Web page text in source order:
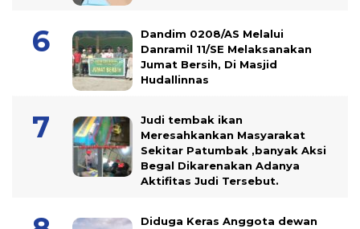
Dandim 0208/AS Melalui
Danramil 11/SE Melaksanakan
Jumat Bersih, Di Masjid
Hudallinnas
Judi tembak ikan
Meresahkankan Masyarakat
Sekitar Patumbak ,banyak Aksi
Begal Dikarenakan Adanya
Aktifitas Judi Tersebut.
Diduga Keras Anggota dewan